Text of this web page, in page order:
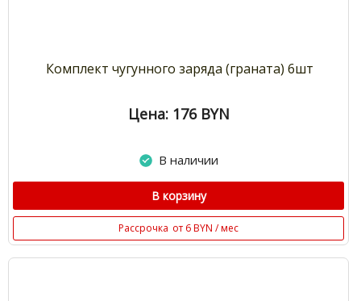
Комплект чугунного заряда (граната) 6шт
Цена: 176 BYN
В наличии
В корзину
Рассрочка от 6 BYN / мес